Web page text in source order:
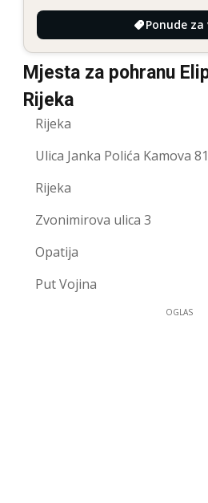
Ponude za
Mjesta za pohranu
Rijeka
Rijeka
Ulica Janka Polića Kamova
Rijeka
Zvonimirova ulica 3
Opatija
Put Vojina
OGLAS